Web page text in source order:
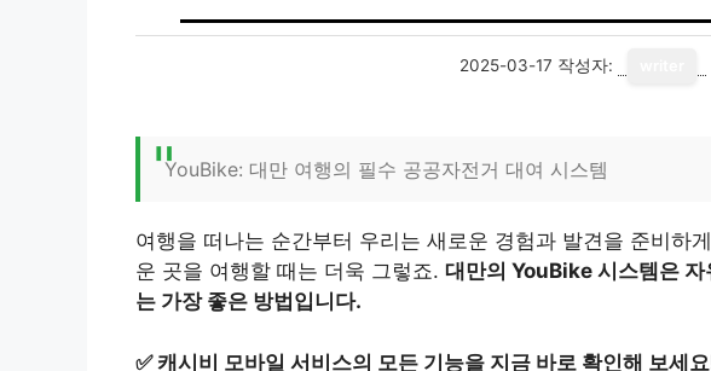
2025-03-17 작성자:
YouBike: 대만 여행의 필수 공공자전거 대여 시스템
여행을 떠나는 순간부터 우리는 새로운 경험과 발견을 준비하
운 곳을 여행할 때는 더욱 그렇죠. 대만의 YouBike 시스템은 자
는 가장 좋은 방법입니다.
✅캐시비 모바일 서비스의 모든 기능을 지금 바로 확인해 보세